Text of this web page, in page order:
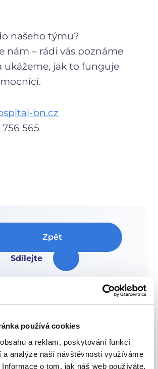
používá cookies
a reklam, poskytování funkcí
a analýze naší návštěvnosti využíváme
o tom, jak náš web používáte,
našeho týmu?
nám – rádi vás poznáme
ukážeme, jak to funguje
bn.cz
756 565
Zpět
Sdílejte